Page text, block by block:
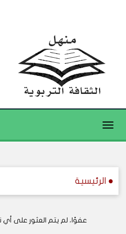
Toggle
● الرئيسية
عفوًا، لم يتم العثور على أي